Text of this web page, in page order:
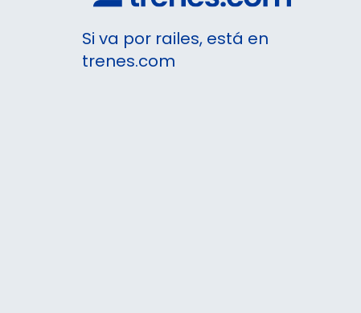
Si va por railes, está en
trenes.com